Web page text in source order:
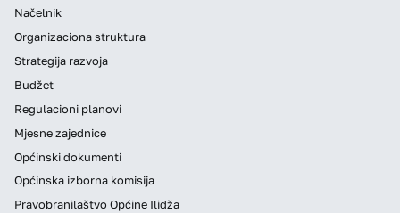
Načelnik
Organizaciona struktura
Strategija razvoja
Budžet
Regulacioni planovi
Mjesne zajednice
Općinski dokumenti
Općinska izborna komisija
Pravobranilaštvo Općine Ilidža